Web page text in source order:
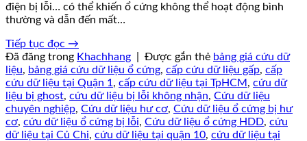
điện bị lỗi… có thể khiến ổ cứng không thể hoạt động bình
thường và dẫn đến mất…
Tiếp tục đọc →
Đã đăng trong Khachhang Được gắn thẻ bảng giá cứu dữ
liệu, bảng giá cứu dữ liệu ổ cứng, cấp cứu dữ liệu gấp, cấp
cứu dữ liệu tại Quận 1 , cấp cứu dữ liệu tại TpHCM , cứu dữ
liệu bị ghost, cứu dữ liệu bị lỗi không nhận, Cứu dữ liệu
chuyên nghiệp, Cứu dữ liệu hư cơ, Cứu dữ liệu ổ cứng bị hư
cơ, cứu dữ liệu ổ cứng bị lỗi, Cứu dữ liệu ổ cứng HDD, cứu
dữ liệu tại Củ Chi, cứu dữ liệu tại quận 10, cứu dữ liệu tại